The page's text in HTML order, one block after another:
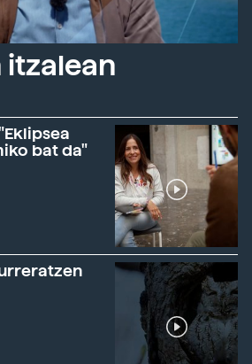
itzalean
bat da"